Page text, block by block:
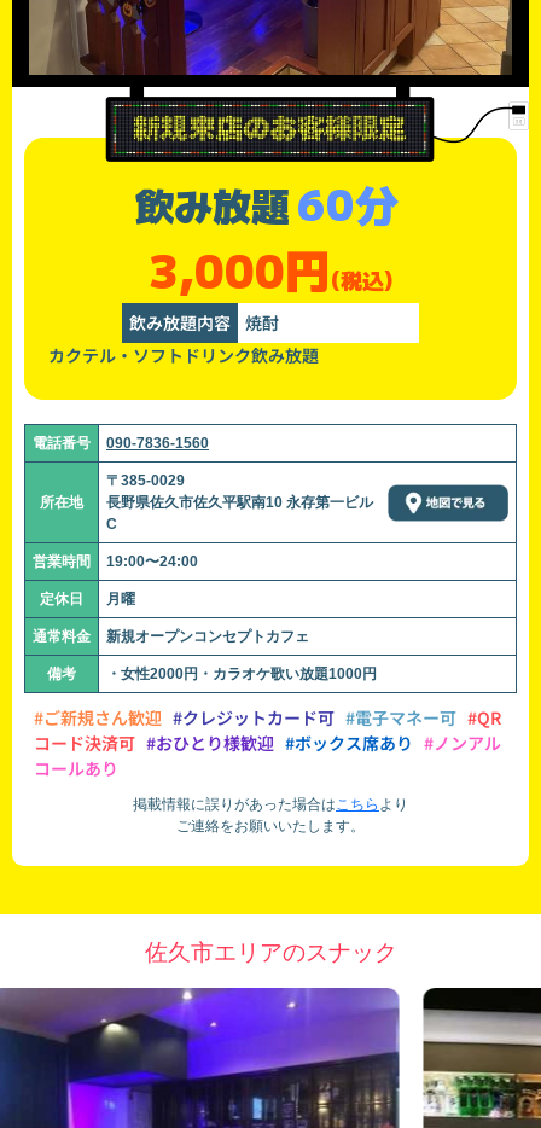
飲み放題60分
3,000円(税込)
飲み放題内容 焼酎
カクテル・ソフトドリンク飲み放題
電話番号 090-7836-1560
所在地
〒385-0029
長野県佐久市佐久平駅南10 永存第一ビル
C
営業時間 19:00〜24:00
定休日 月曜
通常料金 新規オープンコンセプトカフェ
備考 ・女性2000円・カラオケ歌い放題1000円
#ご新規さん歓迎 #クレジットカード可 #電子マネー可 #QR
コード決済可 #おひとり様歓迎 #ボックス席あり #ノンアル
コールあり
掲載情報に誤りがあった場合はこちら より
ご連絡をお願いいたします。
佐久市エリアのスナック